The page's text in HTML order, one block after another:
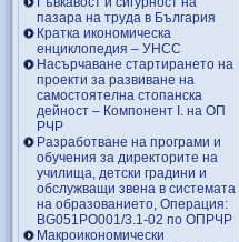
пазара на труда в България
Кратка икономическа
енциклопедия – УНСС
Насърчаване стартирането на
проекти за развиване на
самостоятелна стопанска
дейност – Компонент I. на ОП
РЧР
Разработване на програми и
обучения за директорите на
училища, детски градини и
обслужващи звена в системата
на образованието, Операция:
BG051PO001/3.1-02 по ОПРЧР
Макроикономически